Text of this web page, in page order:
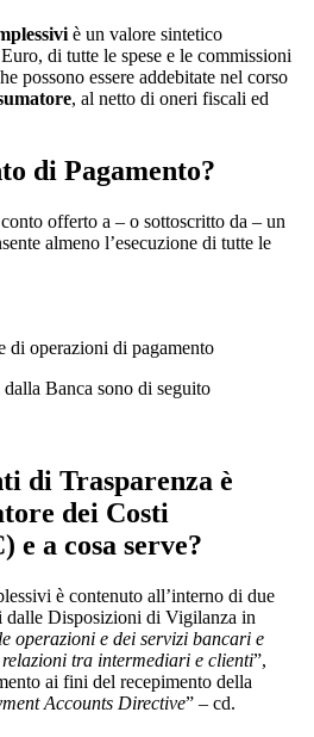
è un valore sintetico
di tutte le spese e le commissioni
possono essere addebitate nel corso
, al netto di oneri fiscali ed
di Pagamento?
offerto a – o sottoscritto da – un
almeno l’esecuzione di tutte le
di operazioni di pagamento
Banca sono di seguito
di Trasparenza è
dei Costi
e a cosa serve?
è contenuto all’interno di due
Disposizioni di Vigilanza in
operazioni e dei servizi bancari e
tra intermediari e clienti”,
ai fini del recepimento della
Accounts Directive” – cd.